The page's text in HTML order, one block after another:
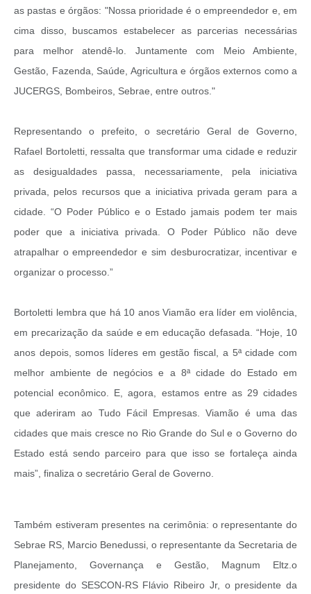
as pastas e órgãos: "Nossa prioridade é o empreendedor e, em
cima disso, buscamos estabelecer as parcerias necessárias
para melhor atendê-lo. Juntamente com Meio Ambiente,
Gestão, Fazenda, Saúde, Agricultura e órgãos externos como a
JUCERGS, Bombeiros, Sebrae, entre outros."
Representando o prefeito, o secretário Geral de Governo,
Rafael Bortoletti, ressalta que transformar uma cidade e reduzir
as desigualdades passa, necessariamente, pela iniciativa
privada, pelos recursos que a iniciativa privada geram para a
cidade. “O Poder Público e o Estado jamais podem ter mais
poder que a iniciativa privada. O Poder Público não deve
atrapalhar o empreendedor e sim desburocratizar, incentivar e
organizar o processo.”
Bortoletti lembra que há 10 anos Viamão era líder em violência,
em precarização da saúde e em educação defasada. “Hoje, 10
anos depois, somos líderes em gestão fiscal, a 5ª cidade com
melhor ambiente de negócios e a 8ª cidade do Estado em
potencial econômico. E, agora, estamos entre as 29 cidades
que aderiram ao Tudo Fácil Empresas. Viamão é uma das
cidades que mais cresce no Rio Grande do Sul e o Governo do
Estado está sendo parceiro para que isso se fortaleça ainda
mais”, finaliza o secretário Geral de Governo.
Também estiveram presentes na cerimônia: o representante do
Sebrae RS, Marcio Benedussi, o representante da Secretaria de
Planejamento, Governança e Gestão, Magnum Eltz.o
presidente do SESCON-RS Flávio Ribeiro Jr, o presidente da